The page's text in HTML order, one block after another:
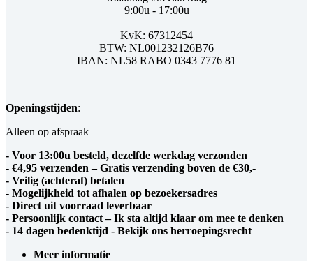
9:00u - 17:00u
KvK: 67312454
BTW: NL001232126B76
IBAN: NL58 RABO 0343 7776 81
Openingstijden:
Alleen op afspraak
- Voor 13:00u besteld, dezelfde werkdag verzonden
- €4,95 verzenden – Gratis verzending boven de €30,-
- Veilig (achteraf) betalen
- Mogelijkheid tot afhalen op bezoekersadres
- Direct uit voorraad leverbaar
- Persoonlijk contact – Ik sta altijd klaar om mee te denken
- 14 dagen bedenktijd - Bekijk ons herroepingsrecht
Meer informatie